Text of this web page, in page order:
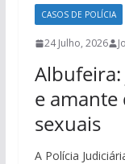
CASOS DE POLÍCIA
24 Julho, 2026
e
sexuais
A Polícia